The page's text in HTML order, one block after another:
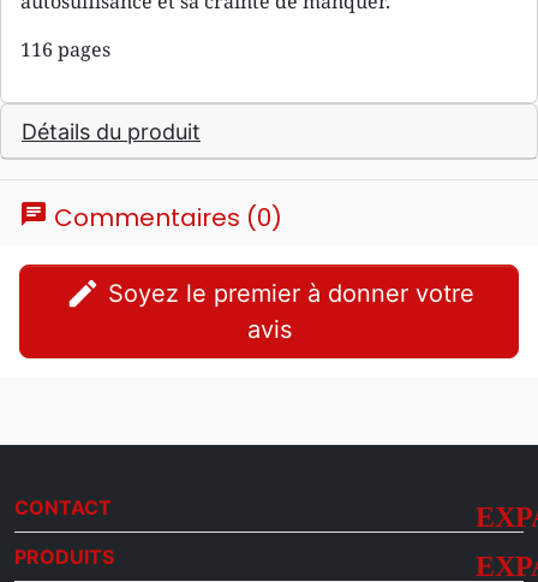
116 pages
Détails du produit
chat Commentaires (0)
edit
avis
CONTACT
PRODUITS